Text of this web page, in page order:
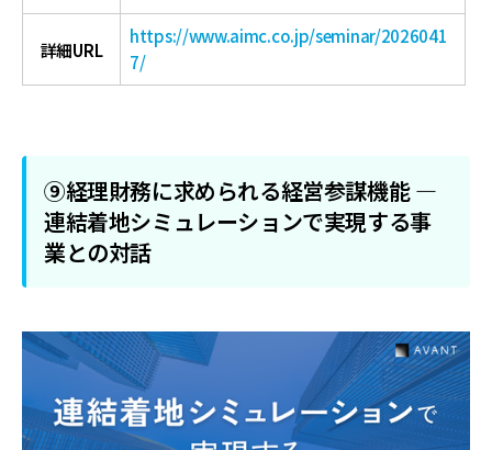
詳細URL
https://www.aimc.co.jp/seminar/2026041
7/
⑨経理財務に求められる経営参謀機能 ―
連結着地シミュレーションで実現する事
業との対話